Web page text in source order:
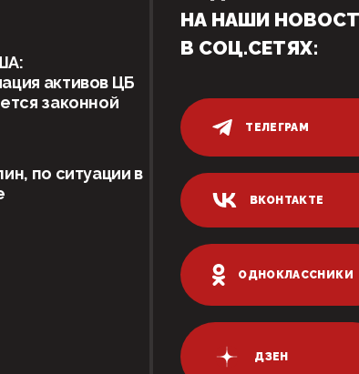
активов ЦБ
законной
по ситуации в
НА НАШИ
В СОЦ.СЕТЯХ:
ТЕЛЕГРАМ
ВКОНТАКТЕ
ОДНОКЛАССНИКИ
ДЗЕН